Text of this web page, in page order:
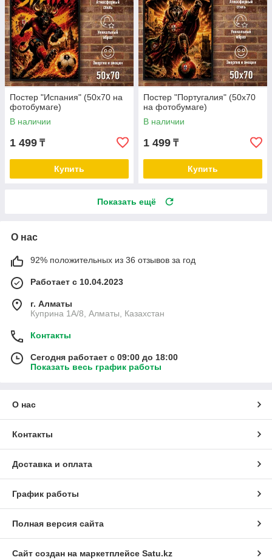
Постер "Испания" (50х70 на
фотобумаге)
В наличии
1 499 ₸
Купить
Постер "Португалия" (50х70
на фотобумаге)
В наличии
1 499 ₸
Купить
Показать ещё
О нас
92% положительных из 36 отзывов за год
Работает с 10.04.2023
г. Алматы
Куприна 1A/8, Алматы, Казахстан
Контакты
Сегодня работает с 09:00 до 18:00
Показать весь график работы
О нас
Контакты
Доставка и оплата
График работы
Полная версия сайта
Сайт создан на маркетплейсе Satu.kz